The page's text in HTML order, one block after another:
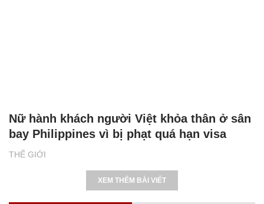
THẾ GIỚI
Nữ hành khách người Việt khỏa thân ở sân
bay Philippines vì bị phạt quá hạn visa
XEM THÊM BÀI VIẾT